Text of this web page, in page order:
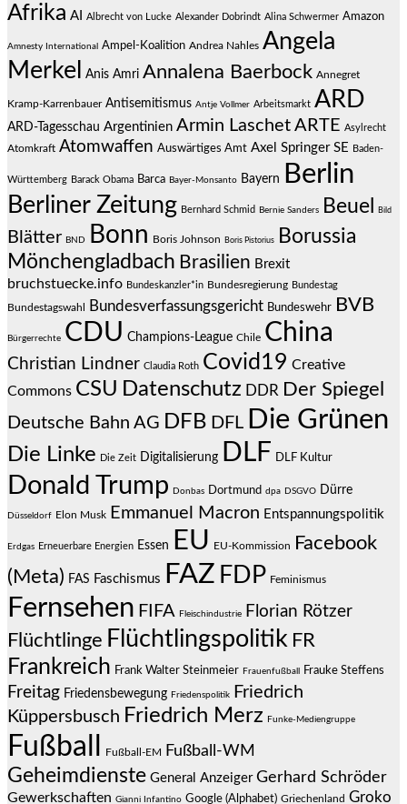
Afrika AI Albrecht von Lucke Alexander Dobrindt Alina Schwermer Amazon
Amnesty International Ampel-Koalition Andrea Nahles Angela
Merkel
Anis Amri Annalena Baerbock Annegret
Kramp-Karrenbauer Antisemitismus Antje Vollmer Arbeitsmarkt ARD
ARD-Tagesschau Argentinien Armin Laschet ARTE Asylrecht
Atomkraft Atomwaffen Auswärtiges Amt Axel Springer SE Baden-
Württemberg Barack Obama Barca Bayer-Monsanto Bayern Berlin
Berliner Zeitung Bernhard Schmid Bernie Sanders Beuel Bild
Blätter BND Bonn Boris Johnson Boris Pistorius
Borussia
Mönchengladbach Brasilien Brexit
bruchstuecke.info Bundeskanzler*in Bundesregierung Bundestag
Bundestagswahl Bundesverfassungsgericht Bundeswehr BVB
Bürgerrechte CDU Champions-League Chile China
Christian Lindner Claudia Roth Covid19 Creative
Commons CSU Datenschutz DDR Der Spiegel
Deutsche Bahn AG DFB DFL Die Grünen
Die Linke Die Zeit Digitalisierung DLF DLF Kultur
Donald Trump Donbas Dortmund dpa DSGVO Dürre
Düsseldorf Elon Musk Emmanuel Macron Entspannungspolitik
Erdgas Erneuerbare Energien Essen EU EU-Kommission
Facebook
(Meta) FAS Faschismus FAZ FDP Feminismus
Fernsehen FIFA Fleischindustrie Florian Rötzer
Flüchtlinge Flüchtlingspolitik FR
Frankreich Frank Walter Steinmeier Frauenfußball Frauke Steffens
Freitag Friedensbewegung Friedenspolitik
Friedrich
Küppersbusch Friedrich Merz Funke-Mediengruppe
Fußball Fußball-EM Fußball-WM
Geheimdienste General Anzeiger Gerhard Schröder
Gewerkschaften Gianni Infantino Google (Alphabet) Griechenland Groko